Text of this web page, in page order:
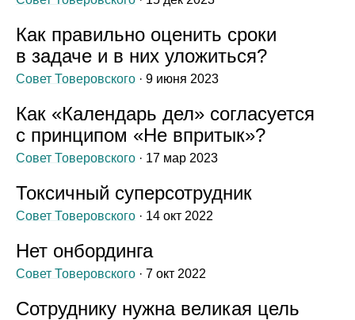
Как правильно оценить сроки
в задаче и в них уложиться?
Совет Товеровского · 9 июня 2023
Как «Календарь дел» согласуется
с принципом «Не впритык»?
Совет Товеровского · 17 мар 2023
Токсичный суперсотрудник
Совет Товеровского · 14 окт 2022
Нет онбординга
Совет Товеровского · 7 окт 2022
Сотруднику нужна великая цель